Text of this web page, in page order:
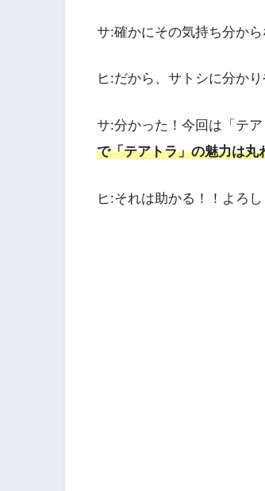
サ:確かにその気持ち分か
ヒ:だから、サトシに分か
サ:分かった！今回は「テ
で「テアトラ」の魅力は丸
ヒ:それは助かる！！よろ